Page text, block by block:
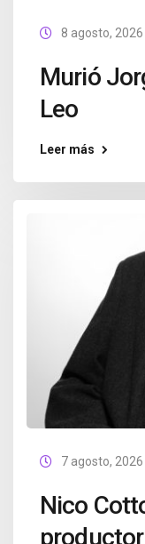
8 agosto, 2026
Murió
Leo
Leer más
7 agosto, 2026
Nico